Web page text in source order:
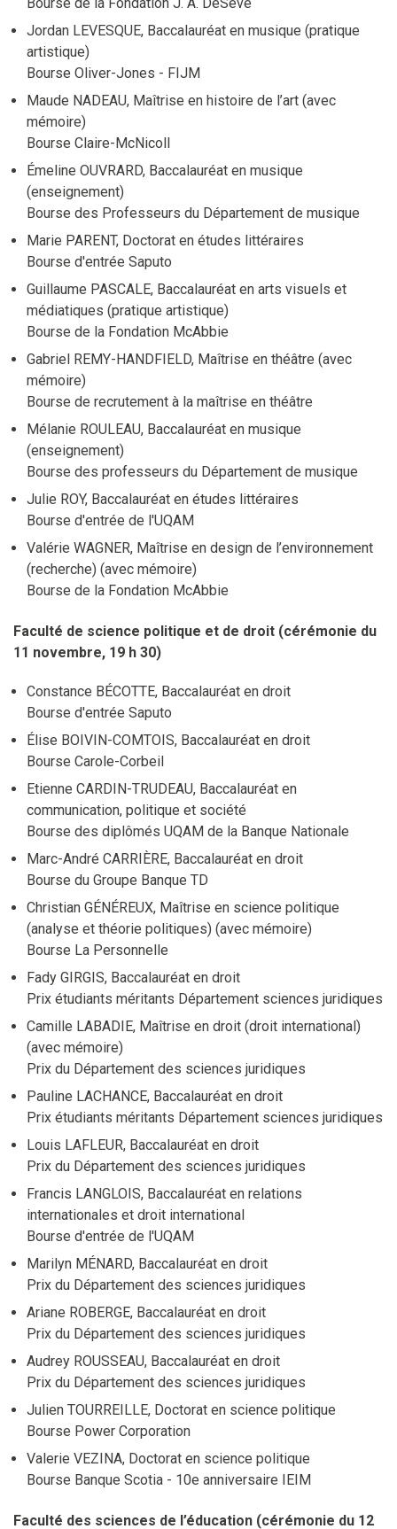
Bourse de la Fondation J. A. DeSève
Jordan LEVESQUE, Baccalauréat en musique (pratique
artistique)
Bourse Oliver-Jones - FIJM
Maude NADEAU, Maîtrise en histoire de l’art (avec
mémoire)
Bourse Claire-McNicoll
Émeline OUVRARD, Baccalauréat en musique
(enseignement)
Bourse des Professeurs du Département de musique
Marie PARENT, Doctorat en études littéraires
Bourse d'entrée Saputo
Guillaume PASCALE, Baccalauréat en arts visuels et
médiatiques (pratique artistique)
Bourse de la Fondation McAbbie
Gabriel REMY-HANDFIELD, Maîtrise en théâtre (avec
mémoire)
Bourse de recrutement à la maîtrise en théâtre
Mélanie ROULEAU, Baccalauréat en musique
(enseignement)
Bourse des professeurs du Département de musique
Julie ROY, Baccalauréat en études littéraires
Bourse d'entrée de l'UQAM
Valérie WAGNER, Maîtrise en design de l’environnement
(recherche) (avec mémoire)
Bourse de la Fondation McAbbie
Faculté de science politique et de droit (cérémonie du
11 novembre, 19 h 30)
Constance BÉCOTTE, Baccalauréat en droit
Bourse d'entrée Saputo
Élise BOIVIN-COMTOIS, Baccalauréat en droit
Bourse Carole-Corbeil
Etienne CARDIN-TRUDEAU, Baccalauréat en
communication, politique et société
Bourse des diplômés UQAM de la Banque Nationale
Marc-André CARRIÈRE, Baccalauréat en droit
Bourse du Groupe Banque TD
Christian GÉNÉREUX, Maîtrise en science politique
(analyse et théorie politiques) (avec mémoire)
Bourse La Personnelle
Fady GIRGIS, Baccalauréat en droit
Prix étudiants méritants Département sciences juridiques
Camille LABADIE, Maîtrise en droit (droit international)
(avec mémoire)
Prix du Département des sciences juridiques
Pauline LACHANCE, Baccalauréat en droit
Prix étudiants méritants Département sciences juridiques
Louis LAFLEUR, Baccalauréat en droit
Prix du Département des sciences juridiques
Francis LANGLOIS, Baccalauréat en relations
internationales et droit international
Bourse d'entrée de l'UQAM
Marilyn MÉNARD, Baccalauréat en droit
Prix du Département des sciences juridiques
Ariane ROBERGE, Baccalauréat en droit
Prix du Département des sciences juridiques
Audrey ROUSSEAU, Baccalauréat en droit
Prix du Département des sciences juridiques
Julien TOURREILLE, Doctorat en science politique
Bourse Power Corporation
Valerie VEZINA, Doctorat en science politique
Bourse Banque Scotia - 10e anniversaire IEIM
Faculté des sciences de l’éducation (cérémonie du 12